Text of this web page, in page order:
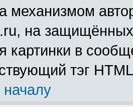
механизмом
на
картинки в
тэг
началу